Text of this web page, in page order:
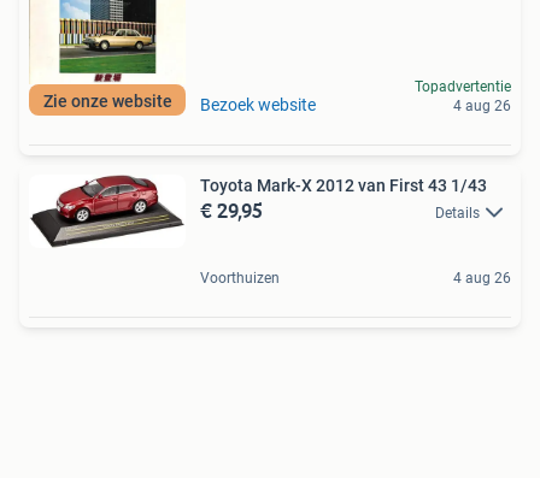
Zie onze website Bezoek website
Topadvertentie
4 aug 26
Toyota Mark-X 2012 van First 43 1/43
€ 29,95 Details
Voorthuizen 4 aug 26